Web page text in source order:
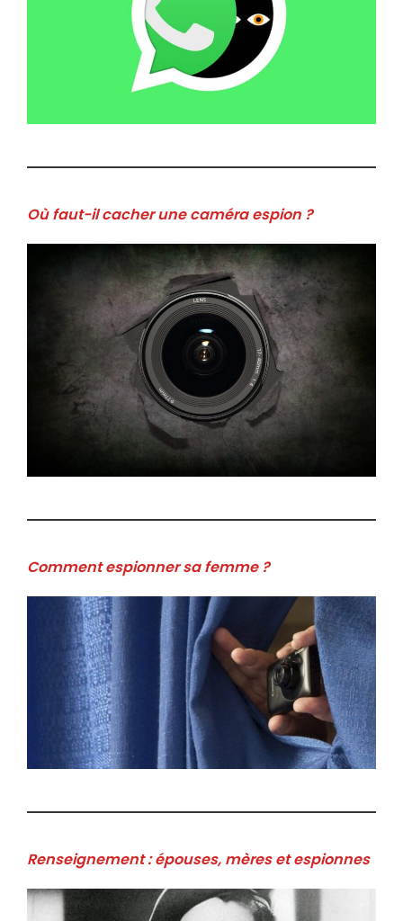
Où faut-il cacher une caméra espion ?
Comment espionner sa femme ?
Renseignement : épouses, mères et espionnes